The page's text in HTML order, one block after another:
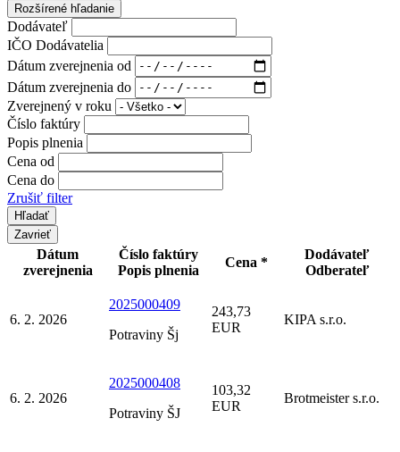
Rozšírené hľadanie
Dodávateľ
IČO Dodávatelia
Dátum zverejnenia od
Dátum zverejnenia do
Zverejnený v roku
Číslo faktúry
Popis plnenia
Cena od
Cena do
Zrušiť filter
Zavrieť
Dátum
zverejnenia
Číslo faktúry
Popis plnenia
Cena *
Dodávateľ
Odberateľ
6. 2. 2026
2025000409
Potraviny Šj
243,73
EUR
KIPA s.r.o.
6. 2. 2026
2025000408
Potraviny ŠJ
103,32
EUR
Brotmeister s.r.o.